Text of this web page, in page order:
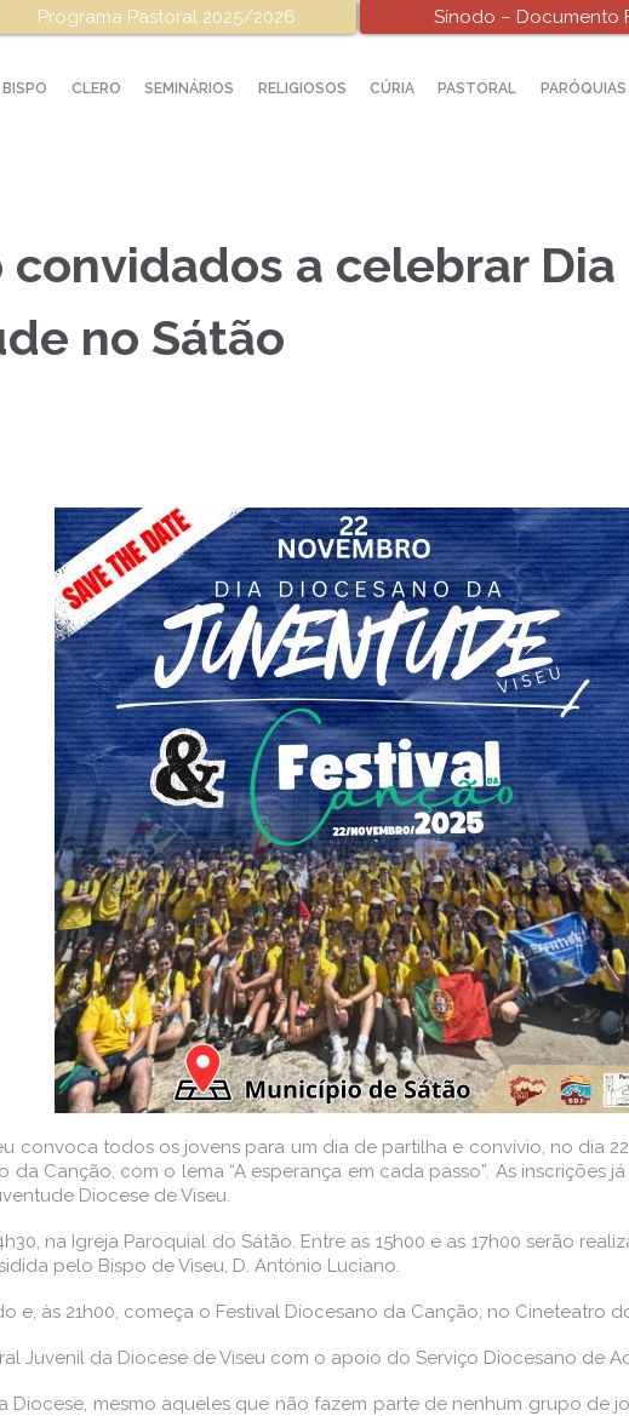
Programa Pastoral 2025/2026 Sínodo – Documento
BISPO CLERO SEMINÁRIOS RELIGIOSOS CÚRIA PASTORAL PARÓQUIAS
convidados a celebrar
no Sátão
convoca todos os jovens para um dia de partilha e convívio, no dia
Canção, com o lema “A esperança em cada passo”. As inscrições
Diocese de Viseu.
na Igreja Paroquial do Sátão. Entre as 15h00 e as 17h00 serão
pelo Bispo de Viseu, D. António Luciano.
e, às 21h00, começa o Festival Diocesano da Canção, no Cineteatro
Juvenil da Diocese de Viseu com o apoio do Serviço Diocesano de
Diocese, mesmo aqueles que não fazem parte de nenhum grupo de